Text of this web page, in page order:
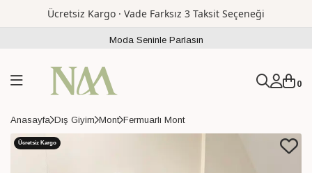
Ücretsiz Kargo · Vade Farksız 3 Taksit Seçeneği
Moda Seninle Parlasın
0
Anasayfa Dış Giyim Mont Fermuarlı Mont
Ücretsiz Kargo